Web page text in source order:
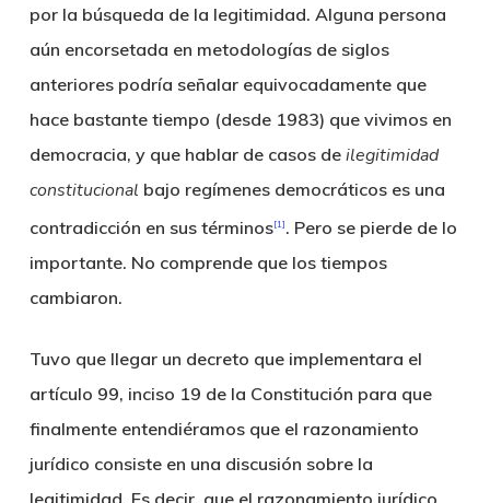
por la búsqueda de la legitimidad. Alguna persona
aún encorsetada en metodologías de siglos
anteriores podría señalar equivocadamente que
hace bastante tiempo (desde 1983) que vivimos en
democracia, y que hablar de casos de ilegitimidad
constitucional bajo regímenes democráticos es una
contradicción en sus términos[1] . Pero se pierde de lo
importante. No comprende que los tiempos
cambiaron.
Tuvo que llegar un decreto que implementara el
artículo 99, inciso 19 de la Constitución para que
finalmente entendiéramos que el razonamiento
jurídico consiste en una discusión sobre la